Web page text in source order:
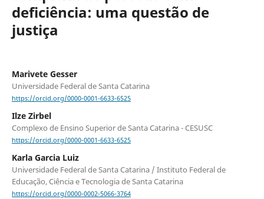
deficiência: uma questão de
justiça
Marivete Gesser
Universidade Federal de Santa Catarina
https://orcid.org/0000-0001-6633-6525
Ilze Zirbel
Complexo de Ensino Superior de Santa Catarina - CESUSC
https://orcid.org/0000-0001-6633-6525
Karla Garcia Luiz
Universidade Federal de Santa Catarina / Instituto Federal de
Educação, Ciência e Tecnologia de Santa Catarina
https://orcid.org/0000-0002-5066-3764